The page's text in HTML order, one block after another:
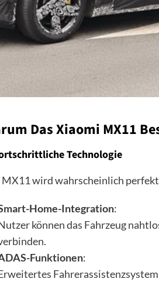
Das Xiaomi MX11
Technologie
MX11 wird wahrscheinlich
Home-Integration:
können das Fahrzeug
Funktionen: